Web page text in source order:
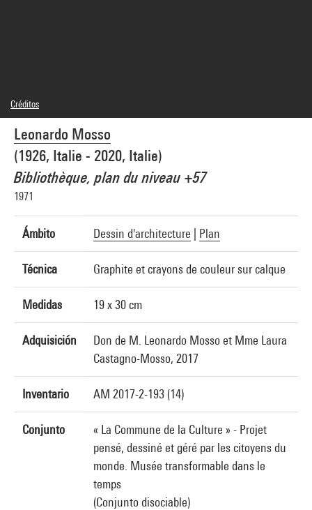
Leonardo Mosso
(1926, Italie - 2020, Italie)
Bibliothèque, plan du niveau +57
1971
Ámbito Dessin d'architecture Plan
Técnica Graphite et crayons de couleur sur calque
Medidas 19 x 30 cm
Adquisición
Don de M. Leonardo Mosso et Mme Laura
Castagno-Mosso, 2017
Inventario AM 2017-2-193 (14)
Conjunto
« La Commune de la Culture » - Projet
pensé, dessiné et géré par les citoyens du
monde. Musée transformable dans le
temps
(Conjunto disociable)
Créditos
© droits réservés
Créditos fotográficos : Centre Pompidou, MNAM-CCI/Philippe Migeat/Dist.
GrandPalaisRmn
Referencia de la imagen : 4N29138